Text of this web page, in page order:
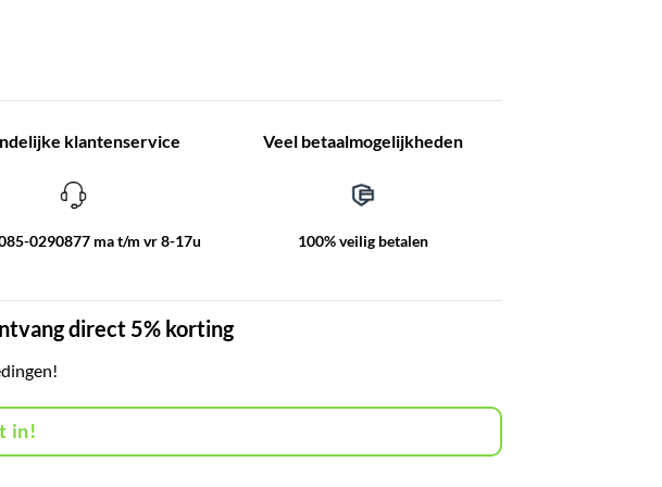
klantenservice
0290877 ma t/m vr 8-17u
Veel betaalmogelijkheden
100% veilig betalen
direct 5% korting
in!